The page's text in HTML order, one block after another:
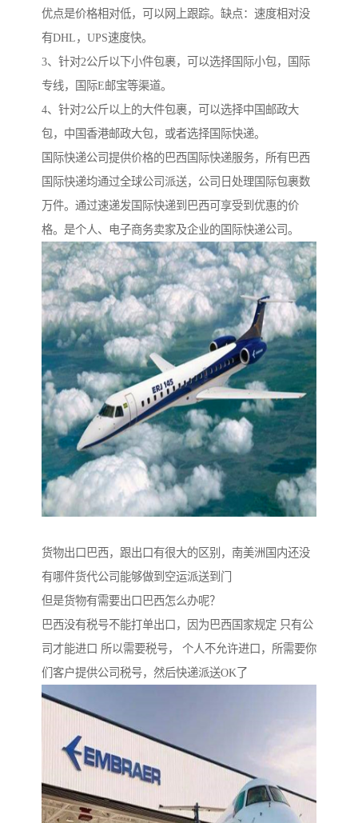
优点是价格相对低，可以网上跟踪。缺点：速度相对没
有DHL，UPS速度快。
3、针对2公斤以下小件包裹，可以选择国际小包，国际
专线，国际E邮宝等渠道。
4、针对2公斤以上的大件包裹，可以选择中国邮政大
包，中国香港邮政大包，或者选择国际快递。
国际快递公司提供价格的巴西国际快递服务，所有巴西
国际快递均通过全球公司派送，公司日处理国际包裹数
万件。通过速递发国际快递到巴西可享受到优惠的价
格。是个人、电子商务卖家及企业的国际快递公司。
货物出口巴西，跟出口有很大的区别，南美洲国内还没
有哪件货代公司能够做到空运派送到门
但是货物有需要出口巴西怎么办呢？
巴西没有税号不能打单出口，因为巴西国家规定 只有公
司才能进口 所以需要税号， 个人不允许进口，所需要你
们客户提供公司税号，然后快递派送OK了